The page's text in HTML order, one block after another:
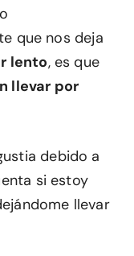
que nos deja
lento, es que
llevar por
debido a
si estoy
llevar